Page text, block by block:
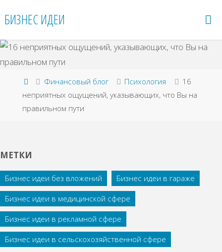
БИЗНЕС ИДЕИ
Главная
Финансовый блог Психология
16
неприятных ощущений, указывающих, что Вы на
правильном пути
МЕТКИ
Бизнес идеи без вложений
Бизнес идеи в гараже
Бизнес идеи в медицинской сфере
Бизнес идеи в рекламной сфере
Бизнес идеи в сельскохозяйственной сфере